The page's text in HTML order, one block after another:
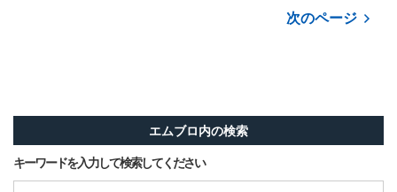
次のページ
エムブロ内の検索
キーワードを入力して検索してください